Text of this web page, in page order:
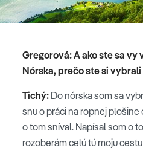
Gregorová: A ako ste sa
Nórska, prečo ste si
Tichý: Do nórska som sa
snu o práci na ropnej plošine
o tom sníval. Napísal som o
rozoberám celú tú moju